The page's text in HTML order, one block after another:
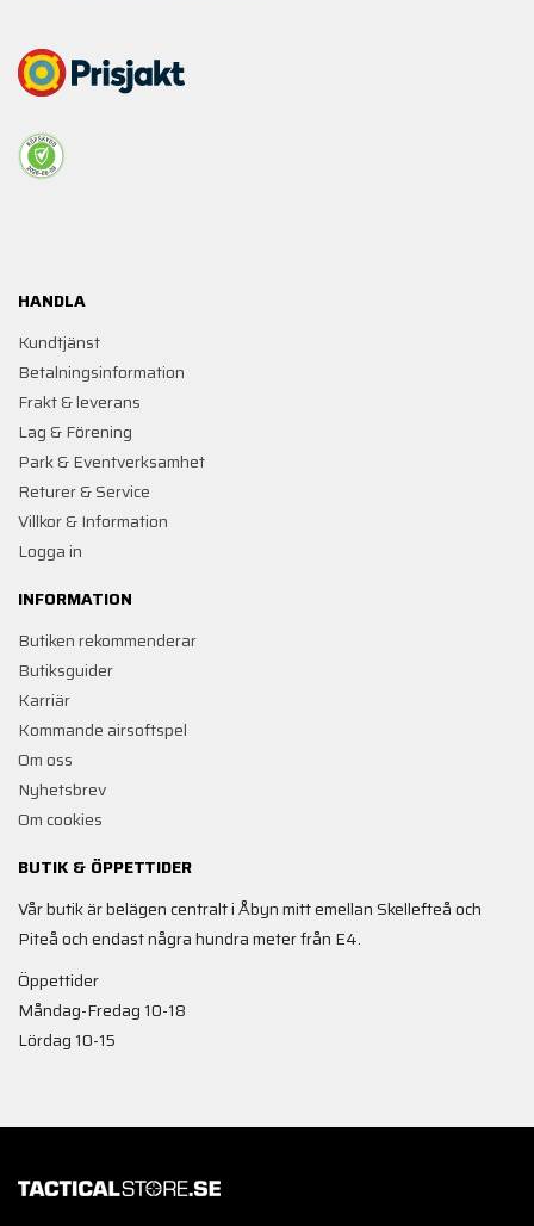
HANDLA
Kundtjänst
Betalningsinformation
Frakt & leverans
Lag & Förening
Park & Eventverksamhet
Returer & Service
Villkor & Information
Logga in
INFORMATION
Butiken rekommenderar
Butiksguider
Karriär
Kommande airsoftspel
Om oss
Nyhetsbrev
Om cookies
BUTIK & ÖPPETTIDER
Vår butik är belägen centralt i Åbyn mitt emellan Skellefteå och
Piteå och endast några hundra meter från E4.
Öppettider
Måndag-Fredag 10-18
Lördag 10-15